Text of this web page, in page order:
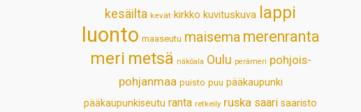
kesäilta kevät kirkko kuvituskuva lappi
luonto maaseutu maisema merenranta
meri metsä näköala Oulu perämeri pohjois-
pohjanmaa puisto puu pääkaupunki
pääkaupunkiseutu ranta retkeily ruska saari saaristo